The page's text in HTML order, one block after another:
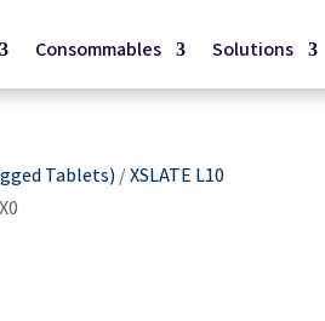
Consommables Solutions
Tablets)/XSLATE L10